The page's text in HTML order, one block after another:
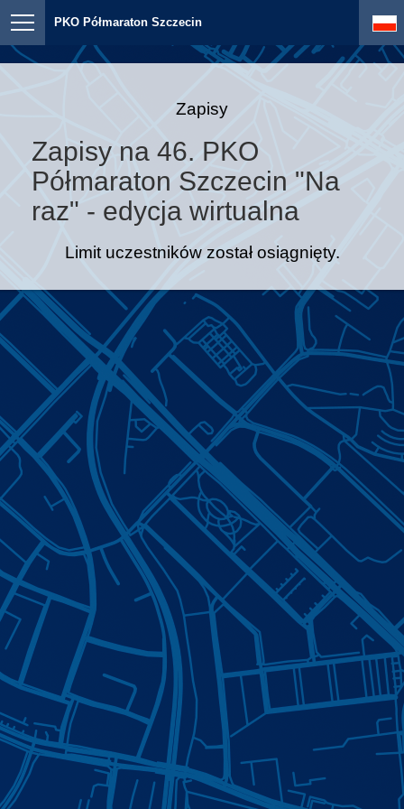
PKO Półmaraton Szczecin
Zapisy
Zapisy na 46. PKO
Półmaraton Szczecin "Na
raz" - edycja wirtualna
Limit uczestników został osiągnięty.